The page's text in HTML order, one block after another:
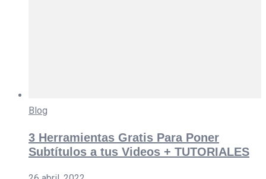
Blog
3 Herramientas Gratis Para Poner
Subtítulos a tus Videos + TUTORIALES